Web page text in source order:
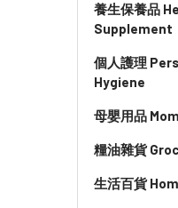
養生保養品
Supplement
個人護理
Hygiene
母嬰用品
糧油雜貨
生活百貨